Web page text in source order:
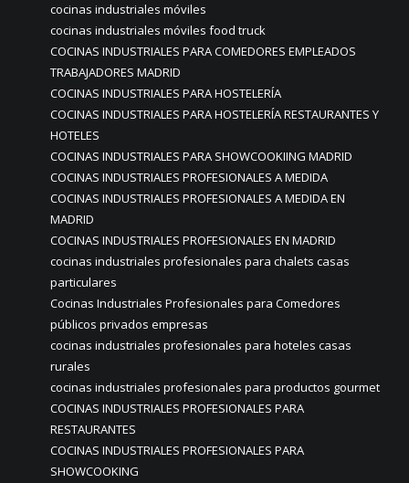
cocinas industriales móviles
cocinas industriales móviles food truck
COCINAS INDUSTRIALES PARA COMEDORES EMPLEADOS
TRABAJADORES MADRID
COCINAS INDUSTRIALES PARA HOSTELERÍA
COCINAS INDUSTRIALES PARA HOSTELERÍA RESTAURANTES Y
HOTELES
COCINAS INDUSTRIALES PARA SHOWCOOKIING MADRID
COCINAS INDUSTRIALES PROFESIONALES A MEDIDA
COCINAS INDUSTRIALES PROFESIONALES A MEDIDA EN
MADRID
COCINAS INDUSTRIALES PROFESIONALES EN MADRID
cocinas industriales profesionales para chalets casas
particulares
Cocinas Industriales Profesionales para Comedores
públicos privados empresas
cocinas industriales profesionales para hoteles casas
rurales
cocinas industriales profesionales para productos gourmet
COCINAS INDUSTRIALES PROFESIONALES PARA
RESTAURANTES
COCINAS INDUSTRIALES PROFESIONALES PARA
SHOWCOOKING